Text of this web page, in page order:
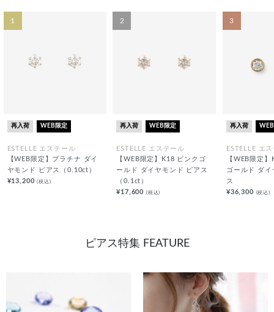
1
再入荷 WEB限定
ESTELLE エステール
【WEB限定】プラチナ ダイ
ヤモンド ピアス（0.10ct）
¥13,200(税込)
2
再入荷 WEB限定
ESTELLE エステール
【WEB限定】K18 ピンクゴ
ールド ダイヤモンド ピアス
（0.1ct）
¥17,600 (税込)
3
再入荷
ESTELLE エ
【WEB限定
ゴールド ダ
ス
¥36,300 (税込)
ピアス特集 FEATURE